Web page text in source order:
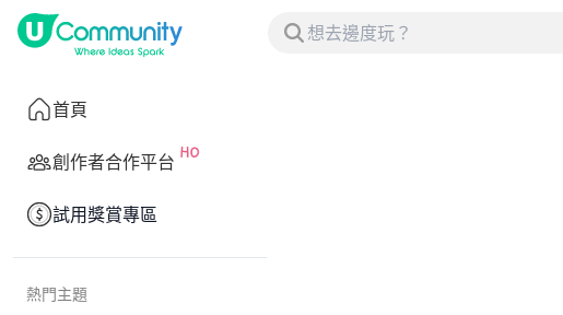
首頁
創作者合作平台
試用獎賞專區
熱門主題